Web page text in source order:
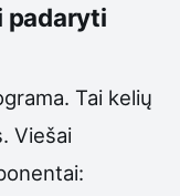
padaryti
Tai kelių
Viešai